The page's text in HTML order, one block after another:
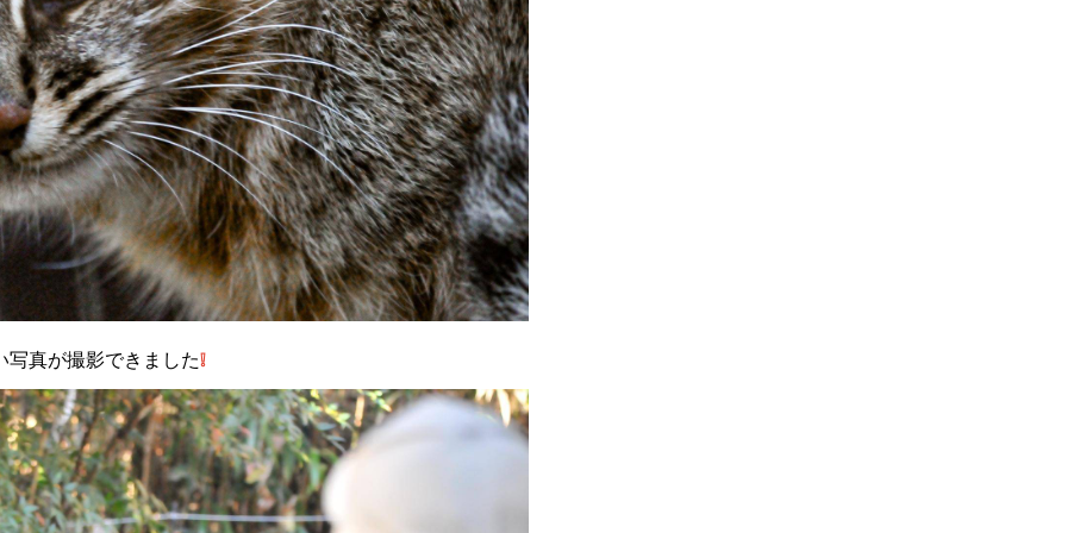
真が撮影できました❕